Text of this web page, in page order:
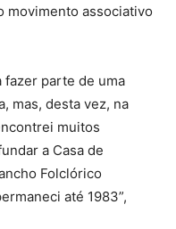
movimento associativo
fazer parte de uma
mas, desta vez, na
muitos
a Casa de
Folclórico
até 1983”,